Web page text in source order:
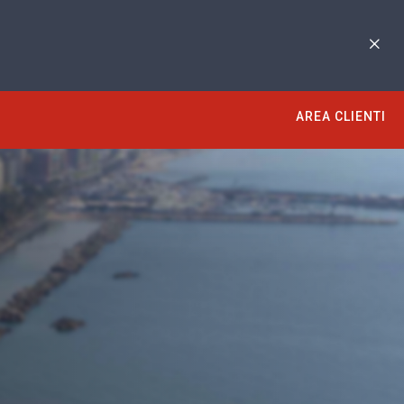
AREA CLIENTI